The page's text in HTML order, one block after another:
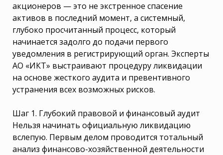
акционеров — это не экстренное спасение
активов в последний момент, а системный,
глубоко просчитанный процесс, который
начинается задолго до подачи первого
уведомления в регистрирующий орган. Эксперты
АО «ИКТ» выстраивают процедуру ликвидации
на основе жесткого аудита и превентивного
устранения всех возможных рисков.
Шаг 1. Глубокий правовой и финансовый аудит
Нельзя начинать официальную ликвидацию
вслепую. Первым делом проводится тотальный
анализ финансово-хозяйственной деятельности